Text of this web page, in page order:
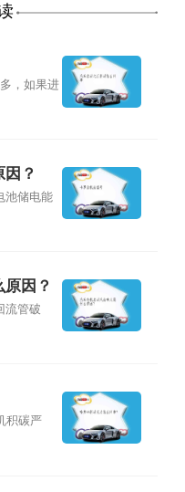
，如果进
？
池储电能
因？
流管破
积碳严